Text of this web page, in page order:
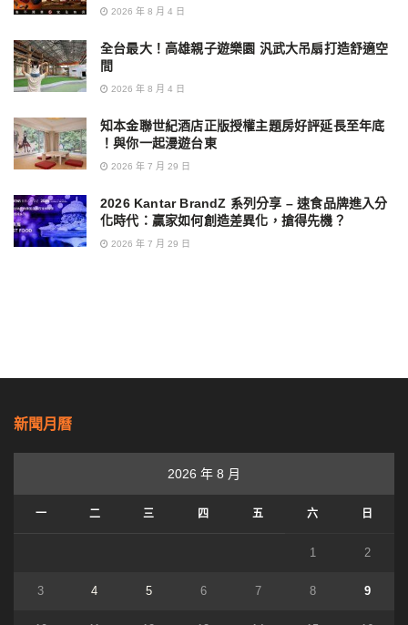
2026 年 8 月 4 日
全台最大！高雄親子遊樂園 汎武大吊扇打造舒適空
間
2026 年 8 月 4 日
知本金聯世紀酒店正版授權主題房好評延長至年底
！與你一起漫遊台東
2026 年 7 月 29 日
2026 Kantar BrandZ 系列分享 – 速食品牌進入分
化時代：贏家如何創造差異化，搶得先機？
2026 年 7 月 29 日
新聞月曆
2026 年 8 月
一 二 三 四 五 六 日
1 2
3 4 5 6 7 8 9